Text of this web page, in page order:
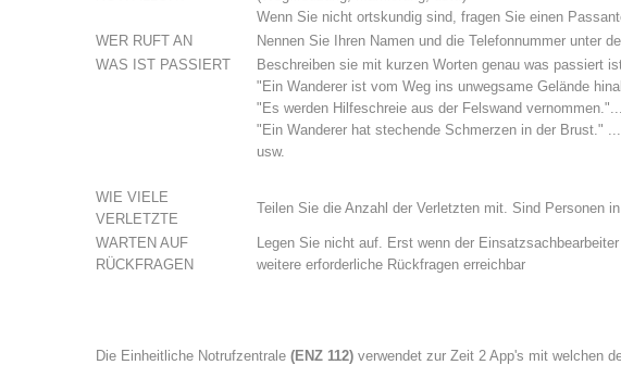
Wenn Sie nicht ortskundig sind, fragen Sie einen
WER RUFT AN
Nennen Sie Ihren Namen und die Telefonnummer unter
WAS IST PASSIERT
Beschreiben sie mit kurzen Worten genau was passiert
"Ein Wanderer ist vom Weg ins unwegsame Gelände
"Es werden Hilfeschreie aus der Felswand vernommen."...
"Ein Wanderer hat stechende Schmerzen in der Brust." ...
usw.
WIE VIELE
VERLETZTE
Teilen Sie die Anzahl der Verletzten mit. Sind Personen
WARTEN AUF
RÜCKFRAGEN
Legen Sie nicht auf. Erst wenn der
weitere erforderliche Rückfragen erreichbar
Die Einheitliche Notrufzentrale (ENZ 112) verwendet zur Zeit 2 App's mit welchen